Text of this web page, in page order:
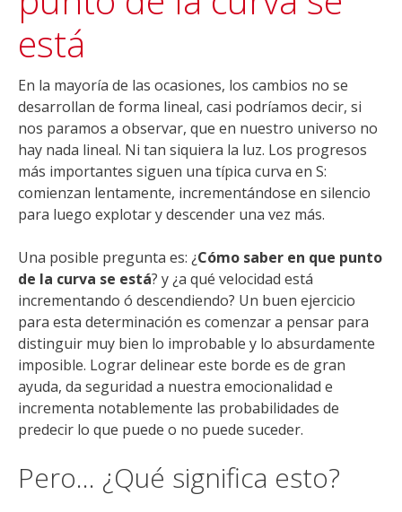
está
En la mayoría de las ocasiones, los cambios no se
desarrollan de forma lineal, casi podríamos decir, si
nos paramos a observar, que en nuestro universo no
hay nada lineal. Ni tan siquiera la luz. Los progresos
más importantes siguen una típica curva en S:
comienzan lentamente, incrementándose en silencio
para luego explotar y descender una vez más.
Una posible pregunta es: ¿Cómo saber en que punto
de la curva se está? y ¿a qué velocidad está
incrementando ó descendiendo? Un buen ejercicio
para esta determinación es comenzar a pensar para
distinguir muy bien lo improbable y lo absurdamente
imposible. Lograr delinear este borde es de gran
ayuda, da seguridad a nuestra emocionalidad e
incrementa notablemente las probabilidades de
predecir lo que puede o no puede suceder.
Pero… ¿Qué significa esto?